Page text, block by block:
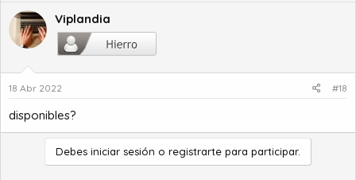
Viplandia
18 Abr 2022 #18
disponibles?
Debes iniciar sesión o registrarte para participar.